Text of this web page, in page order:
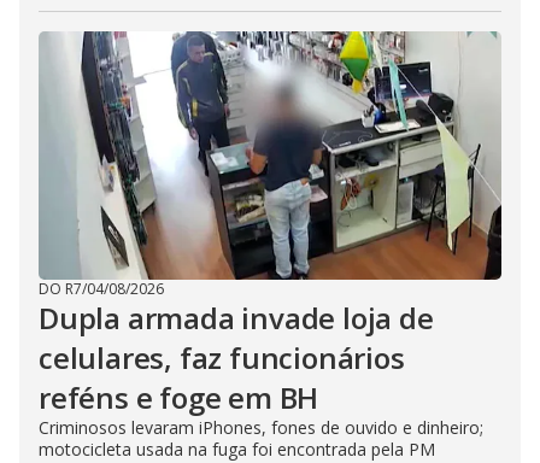
DO R7/04/08/2026
Dupla armada invade loja de
celulares, faz funcionários
reféns e foge em BH
Criminosos levaram iPhones, fones de ouvido e dinheiro;
motocicleta usada na fuga foi encontrada pela PM